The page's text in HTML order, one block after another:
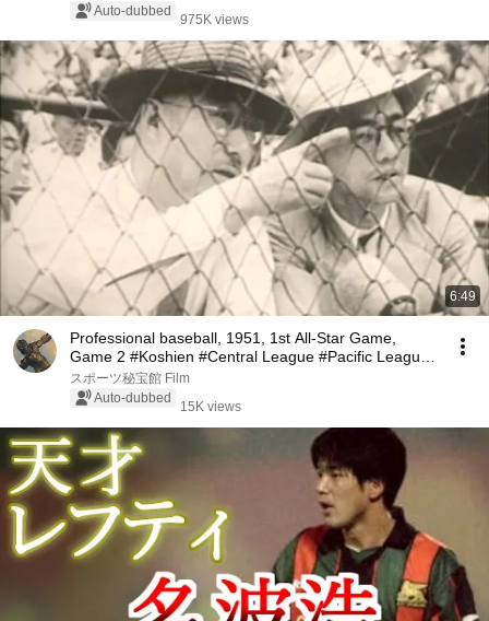
Auto-dubbed
975K views
6:49
Professional baseball, 1951, 1st All-Star Game,
Game 2 #Koshien #Central League #Pacific League
#...
スポーツ秘宝館 Film
Auto-dubbed
15K views